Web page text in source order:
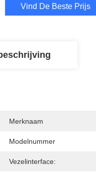
Vind De Beste Prijs
Merknaam
Modelnummer
Vezelinterface: